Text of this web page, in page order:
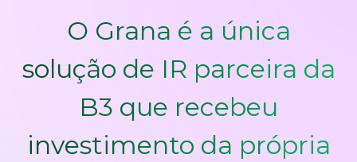
O Grana é a única
solução de IR parceira da
B3 que recebeu
investimento da própria